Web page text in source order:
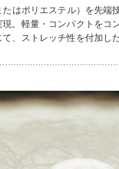
はポリエステル）を先端
。軽量・コンパクトをコ
、ストレッチ性を付加し